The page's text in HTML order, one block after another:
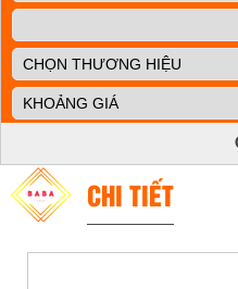
CHI TIẾT